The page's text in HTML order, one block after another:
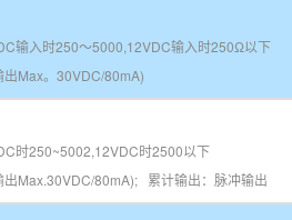
输入时250～5000,12VDC输入时250Ω以下
Max。30VDC/80mA)
时250~5002,12VDC时2500以下
Max.30VDC/80mA); 累计输出：脉冲输出